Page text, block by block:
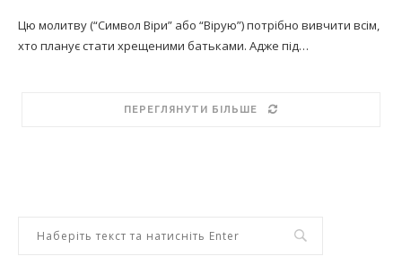
Цю молитву (“Символ Віри” або “Вірую”) потрібно вивчити всім,
хто планує стати хрещеними батьками. Адже під…
ПЕРЕГЛЯНУТИ БІЛЬШЕ